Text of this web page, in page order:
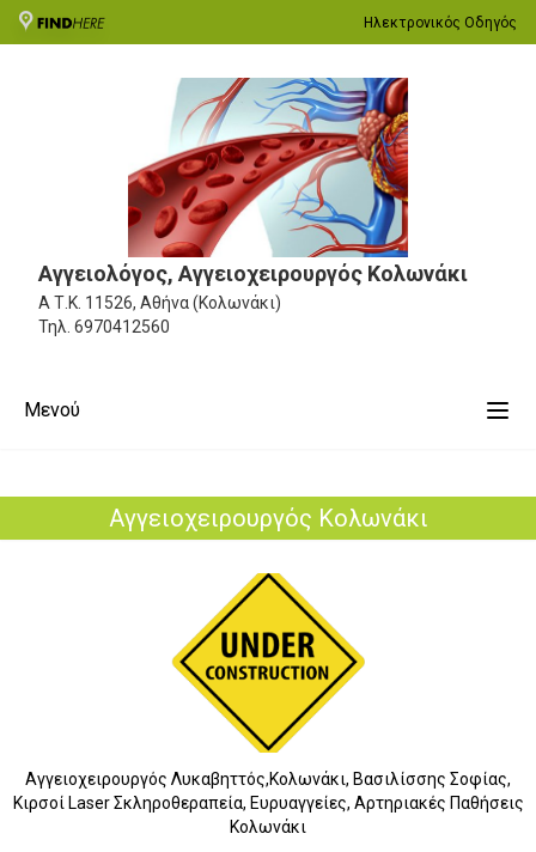
Ηλεκτρονικός Οδηγός
Αγγειολόγος, Αγγειοχειρουργός Κολωνάκι
Α Τ.Κ. 11526, Αθήνα (Κολωνάκι)
Τηλ. 6970412560
Μενού
Αγγειοχειρουργός Κολωνάκι
Αγγειοχειρουργός Λυκαβηττός,Κολωνάκι, Βασιλίσσης Σοφίας,
Κιρσοί Laser Σκληροθεραπεία, Ευρυαγγείες, Αρτηριακές Παθήσεις
Κολωνάκι